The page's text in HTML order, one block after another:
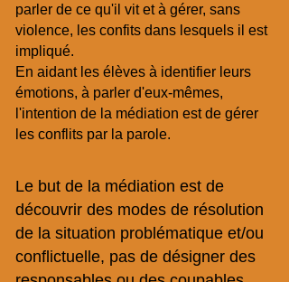
parler de ce qu'il vit et à gérer, sans
violence, les confits dans lesquels il est
impliqué.
En aidant les élèves à identifier leurs
émotions, à parler d'eux-mêmes,
l'intention de la médiation est de gérer
les conflits par la parole.
Le but de la médiation est de
découvrir des modes de résolution
de la situation problématique et/ou
conflictuelle, pas de désigner des